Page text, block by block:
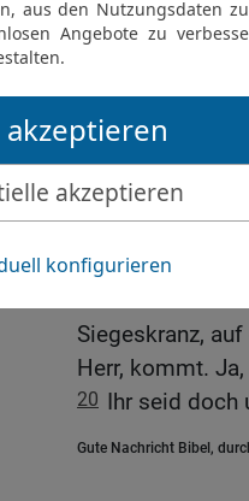
Paulus in Sorge
Brüder und
nur
auch nur
so sehr nach
euch
Wir hatten
versuchte es
Ihr seid
Siegeskranz,
Herr, kommt.
20 Ihr seid doch
Gute Nachricht Bibel,